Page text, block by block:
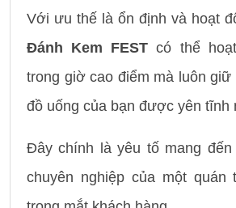
Với ưu thế là ổn định và hoạt
Đánh Kem FEST có thể
trong giờ cao điểm mà luôn giữ
đồ uống của bạn được yên tĩnh
Đây chính là yêu tố mang
chuyên nghiệp của một quán